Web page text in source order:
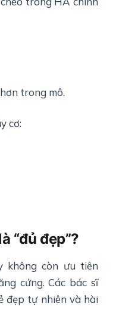
trong mô.
cơ:
“đủ đẹp”?
không còn ưu tiên
cứng. Các bác sĩ
đẹp tự nhiên và hài